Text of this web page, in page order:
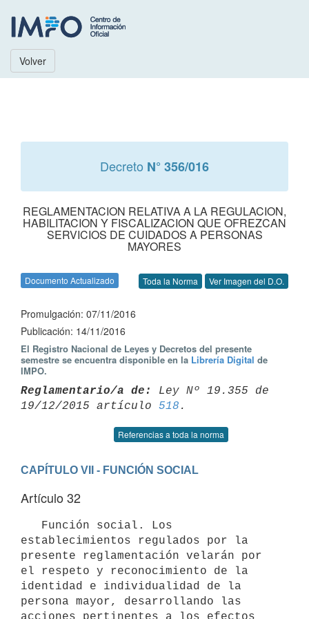
Volver
Decreto N° 356/016
REGLAMENTACION RELATIVA A LA REGULACION,
HABILITACION Y FISCALIZACION QUE OFREZCAN
SERVICIOS DE CUIDADOS A PERSONAS
MAYORES
Documento Actualizado Toda la Norma Ver Imagen del D.O.
Promulgación: 07/11/2016
Publicación: 14/11/2016
El Registro Nacional de Leyes y Decretos del presente
semestre se encuentra disponible en la Librería Digital de
IMPO.
Reglamentario/a de:
Ley Nº 19.355 de
19/12/2015 artículo 518
Referencias a toda la norma
CAPÍTULO VII - FUNCIÓN SOCIAL
Artículo 32
establecimientos regulados por la
presente reglamentación velarán por
el respeto y reconocimiento de la
identidad e individualidad de la
persona mayor, desarrollando las